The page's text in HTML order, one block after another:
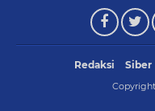
Redaksi Siber